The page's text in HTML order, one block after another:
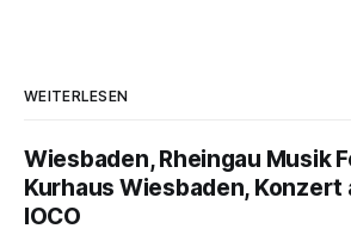
WEITERLESEN
Wiesbaden, Rheingau Musik
Kurhaus Wiesbaden, Konzert
IOCO